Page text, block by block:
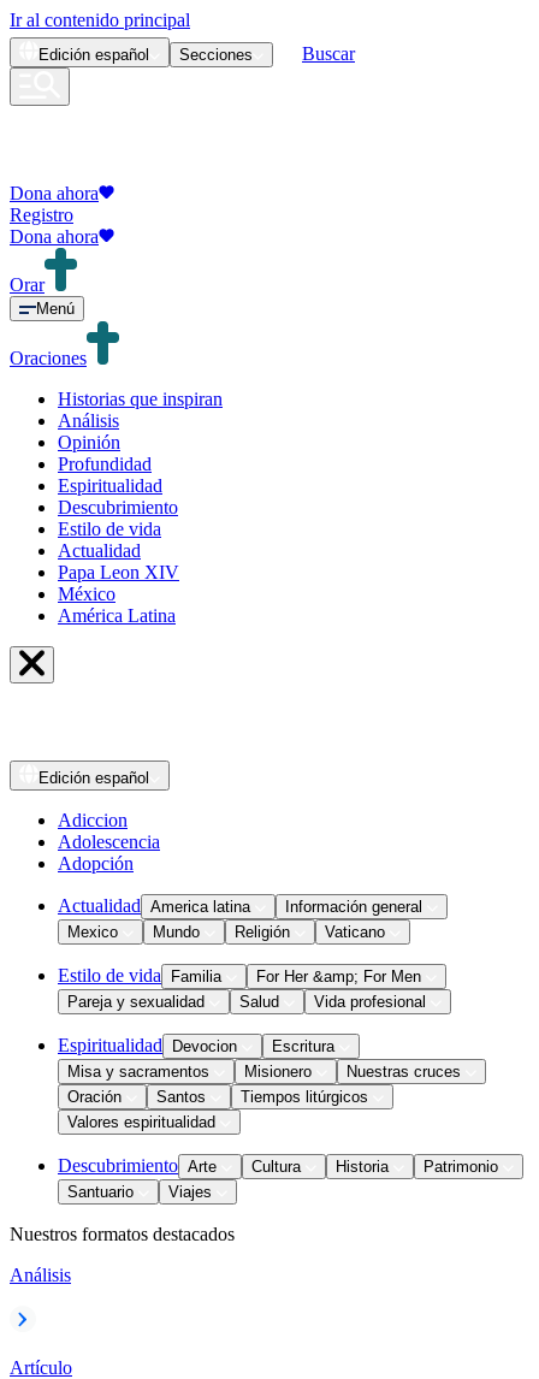
Ir al contenido principal
Edición español Secciones Buscar
Dona ahora
Registro
Dona ahora
Orar
Menú
Oraciones
Historias que inspiran
Análisis
Opinión
Profundidad
Espiritualidad
Descubrimiento
Estilo de vida
Actualidad
Papa Leon XIV
México
América Latina
Edición español
Adiccion
Adolescencia
Adopción
Actualidad America latina
Información general
Mexico
Mundo Religión Vaticano
Estilo de vida Familia
For Her &amp; For Men
Pareja y sexualidad
Salud Vida profesional
Espiritualidad Devocion
Escritura
Misa y sacramentos
Misionero
Nuestras cruces
Oración
Santos
Tiempos litúrgicos
Valores espiritualidad
Descubrimiento Arte Cultura Historia
Patrimonio
Santuario
Viajes
Nuestros formatos destacados
Análisis
Artículo